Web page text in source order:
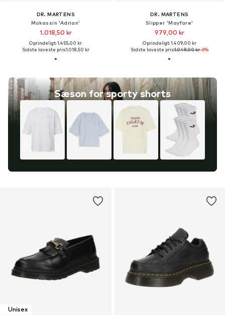
DR. MARTENS
Mokassin 'Adrian'
1.018,50 kr
Oprindeligt: 1.455,00 kr
Sidste laveste pris:1.018,50 kr
Sæson for sporty shorts
DR. MARTENS
Slipper 'Mayfare'
979,00 kr
Oprindeligt: 1.409,00 kr
Sidste laveste pris:1.049,00 kr-6%
Unisex